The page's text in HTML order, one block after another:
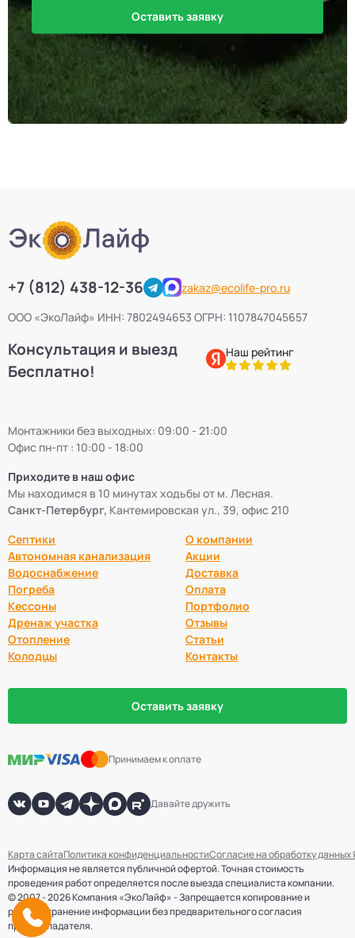
Оставить заявку
+7 (812) 438-12-36
zakaz@ecolife-pro.ru
ООО «ЭкоЛайф» ИНН: 7802494653 ОГРН: 1107847045657
Консультация и выезд
Бесплатно!
Наш рейтинг
Монтажники без выходных: 09:00 - 21:00
Офис пн-пт : 10:00 - 18:00
Приходите в наш офис
Мы находимся в 10 минутах ходьбы от м. Лесная.
Санкт-Петербург, Кантемировская ул., 39, офис 210
Септики
Автономная канализация
Водоснабжение
Погреба
Кессоны
Дренаж участка
Отопление
Колодцы
О компании
Акции
Доставка
Оплата
Портфолио
Отзывы
Статьи
Контакты
Оставить заявку
Принимаем к оплате
Давайте дружить
Информация не является публичной офертой. Точная стоимость
проведения работ определяется после выезда специалиста компании.
© 2007 - 2026 Компания «ЭкоЛайф» - Запрещается копирование и
распространение информации без предварительного согласия
правообладателя.
Карта сайтаПолитика конфиденциальностиСогласие на обработку